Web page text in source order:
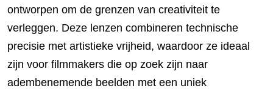
ontworpen om de grenzen van creativiteit te
verleggen. Deze lenzen combineren technische
precisie met artistieke vrijheid, waardoor ze ideaal
zijn voor filmmakers die op zoek zijn naar
adembenemende beelden met een uniek